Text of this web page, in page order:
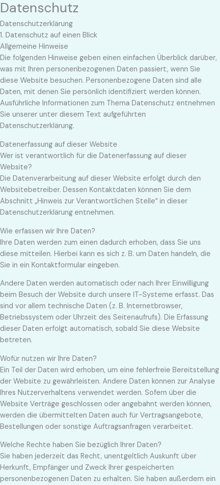
Zum
springen
Datenschutz
Datenschutz­erklärung
1. Datenschutz auf einen Blick
Allgemeine Hinweise
Die folgenden Hinweise geben einen einfachen Überblick darüber,
was mit Ihren personenbezogenen Daten passiert, wenn Sie
diese Website besuchen. Personenbezogene Daten sind alle
Daten, mit denen Sie persönlich identifiziert werden können.
Ausführliche Informationen zum Thema Datenschutz entnehmen
Sie unserer unter diesem Text aufgeführten
Datenschutzerklärung.
Datenerfassung auf dieser Website
Wer ist verantwortlich für die Datenerfassung auf dieser
Website?
Die Datenverarbeitung auf dieser Website erfolgt durch den
Websitebetreiber. Dessen Kontaktdaten können Sie dem
Abschnitt „Hinweis zur Verantwortlichen Stelle“ in dieser
Datenschutzerklärung entnehmen.
Wie erfassen wir Ihre Daten?
Ihre Daten werden zum einen dadurch erhoben, dass Sie uns
diese mitteilen. Hierbei kann es sich z. B. um Daten handeln, die
Sie in ein Kontaktformular eingeben.
Andere Daten werden automatisch oder nach Ihrer Einwilligung
beim Besuch der Website durch unsere IT-Systeme erfasst. Das
sind vor allem technische Daten (z. B. Internetbrowser,
Betriebssystem oder Uhrzeit des Seitenaufrufs). Die Erfassung
dieser Daten erfolgt automatisch, sobald Sie diese Website
betreten.
Wofür nutzen wir Ihre Daten?
Ein Teil der Daten wird erhoben, um eine fehlerfreie Bereitstellung
der Website zu gewährleisten. Andere Daten können zur Analyse
Ihres Nutzerverhaltens verwendet werden. Sofern über die
Website Verträge geschlossen oder angebahnt werden können,
werden die übermittelten Daten auch für Vertragsangebote,
Bestellungen oder sonstige Auftragsanfragen verarbeitet.
Welche Rechte haben Sie bezüglich Ihrer Daten?
Sie haben jederzeit das Recht, unentgeltlich Auskunft über
Herkunft, Empfänger und Zweck Ihrer gespeicherten
personenbezogenen Daten zu erhalten. Sie haben außerdem ein